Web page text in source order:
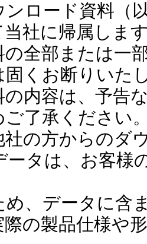
ンロード資料（
当社に帰属しま
の全部または一
固くお断りいた
の内容は、予告
ご了承ください
社の方からのダ
ータは、お客様
、データに含
際の製品仕様や